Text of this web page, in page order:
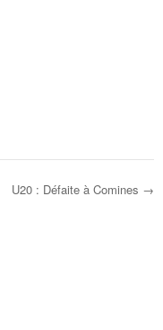
U20 : Défaite à Comines →